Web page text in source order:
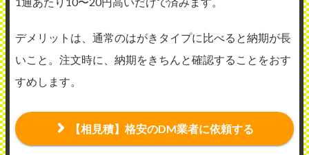
デメリットは、通常のはがきタイプに比べると納期が長
いこと。注文時に、納期をきちんと確認することをおす
すめします。
【相見積】格安のDM業者に依頼する